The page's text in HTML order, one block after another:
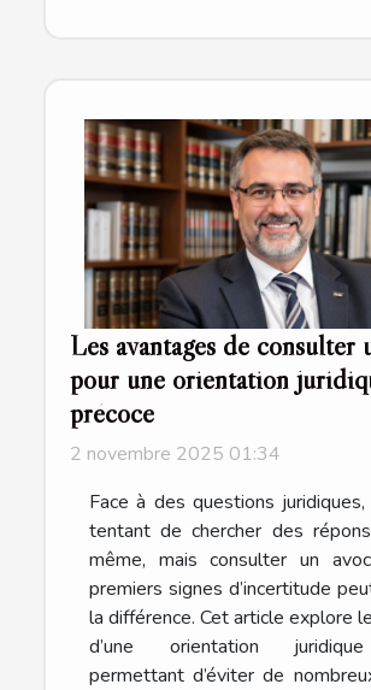
Les avantages de consulter
pour une orientation
précoce
2 novembre 2025 01:34
Face à des questions
tentant de chercher des
même, mais consulter un
premiers signes d’incertitude
la différence. Cet article explore
d’une orientation
permettant d’éviter de